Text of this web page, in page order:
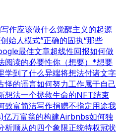
作应该做什么觉醒主义的起源
创始人模式”正确的固执“那些
最佳文章超线性回报如何做
阅读的必要性你（想要）*想要
学到了什么异端将想法付诸文字
怪的语言如何努力工作属于自己
想法一个拯救生命的NFT结束
致富简洁写作捐赠不指定用途我
亿万富翁的构建Airbnbs如何独
析顺从的四个象限正统特权冠状